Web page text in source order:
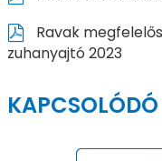
Ravak
zuhanyajtó 2023